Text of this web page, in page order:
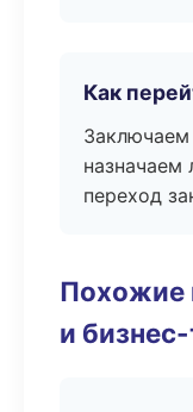
Как
переход
Похожие
и